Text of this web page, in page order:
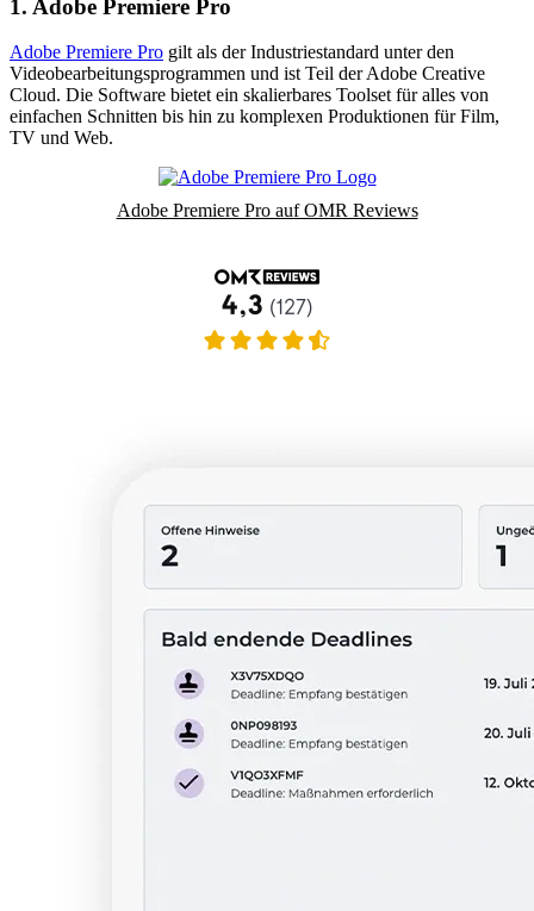
1. Adobe Premiere Pro
Adobe Premiere Pro gilt als der Industriestandard unter den
Videobearbeitungsprogrammen und ist Teil der Adobe Creative
Cloud. Die Software bietet ein skalierbares Toolset für alles von
einfachen Schnitten bis hin zu komplexen Produktionen für Film,
TV und Web.
Adobe Premiere Pro auf OMR Reviews